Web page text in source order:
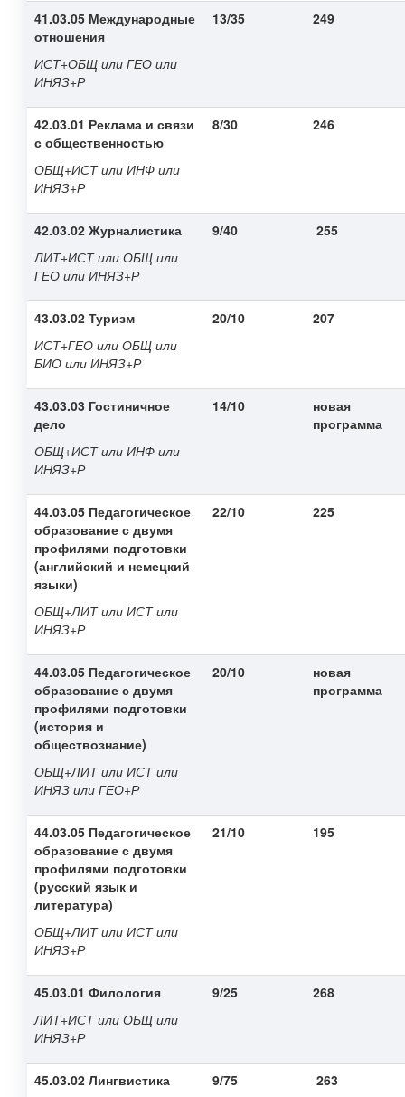
41.03.05 Международные
отношения
ИСТ+ОБЩ или ГЕО или
ИНЯЗ+Р
13/35 249
42.03.01 Реклама и связи
с общественностью
ОБЩ+ИСТ или ИНФ или
ИНЯЗ+Р
8/30 246
42.03.02 Журналистика
ЛИТ+ИСТ или ОБЩ или
ГЕО или ИНЯЗ+Р
9/40 255
43.03.02 Туризм
ИСТ+ГЕО или ОБЩ или
БИО или ИНЯЗ+Р
20/10 207
43.03.03 Гостиничное
дело
ОБЩ+ИСТ или ИНФ или
ИНЯЗ+Р
14/10
новая
программа
44.03.05 Педагогическое
образование с двумя
профилями подготовки
(английский и немецкий
языки)
ОБЩ+ЛИТ или ИСТ или
ИНЯЗ+Р
22/10 225
44.03.05 Педагогическое
образование с двумя
профилями подготовки
(история и
обществознание)
ОБЩ+ЛИТ или ИСТ или
ИНЯЗ или ГЕО+Р
20/10
новая
программа
44.03.05 Педагогическое
образование с двумя
профилями подготовки
(русский язык и
литература)
ОБЩ+ЛИТ или ИСТ или
ИНЯЗ+Р
21/10 195
45.03.01 Филология
ЛИТ+ИСТ или ОБЩ или
ИНЯЗ+Р
9/25 268
45.03.02 Лингвистика
9/75 263